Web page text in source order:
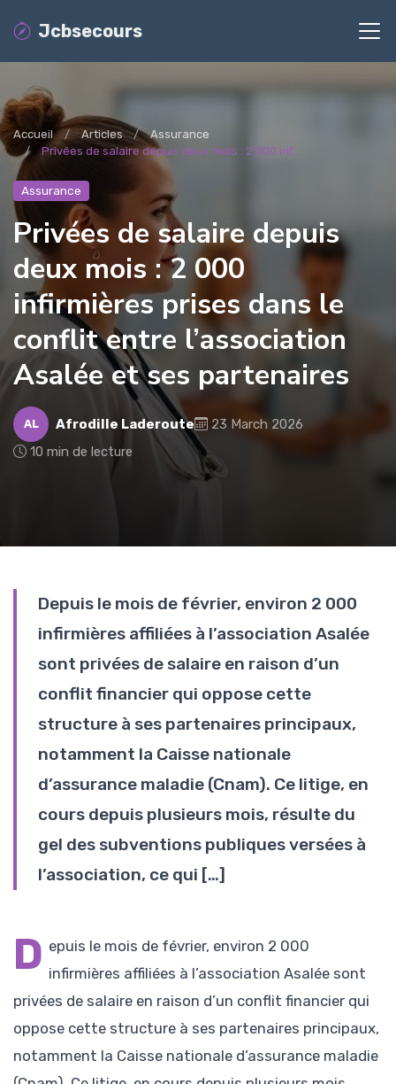
Jcbsecours
Accueil Articles
Assurance
Privées de salaire depuis deux mois : 2 000 inf...
Assurance
Privées de salaire depuis
deux mois : 2 000
infirmières prises dans le
conflit entre l’association
Asalée et ses partenaires
AL Afrodille Laderoute
23 March 2026
10 min de lecture
Depuis le mois de février, environ 2 000
infirmières affiliées à l’association Asalée
sont privées de salaire en raison d’un
conflit financier qui oppose cette
structure à ses partenaires principaux,
notamment la Caisse nationale
d’assurance maladie (Cnam). Ce litige, en
cours depuis plusieurs mois, résulte du
gel des subventions publiques versées à
l’association, ce qui […]
D epuis le mois de février, environ 2 000
infirmières affiliées à l’association Asalée sont
privées de salaire en raison d’un conflit financier qui
oppose cette structure à ses partenaires principaux,
notamment la Caisse nationale d’assurance maladie